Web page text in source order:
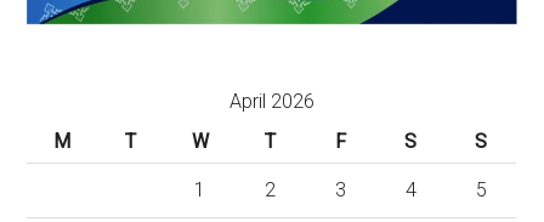
April 2026
M
T W T F S S
1 2 3 4 5